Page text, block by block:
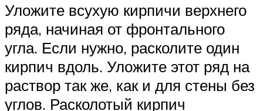
Уложите всухую кирпичи верхнего
ряда, начиная от фронтального
угла. Если нужно, расколите один
кирпич вдоль. Уложите этот ряд на
раствор так же, как и для стены без
углов. Расколотый кирпич